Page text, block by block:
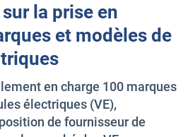
la prise en
et modèles de
en charge 100 marques
électriques (VE),
de fournisseur de